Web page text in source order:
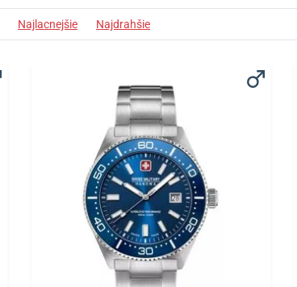
Najlacnejšie Najdrahšie